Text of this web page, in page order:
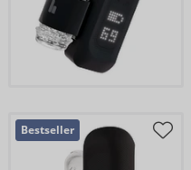
Bestseller